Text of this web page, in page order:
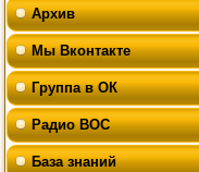
Архив
Мы Вконтакте
Группа в ОК
Радио ВОС
База знаний